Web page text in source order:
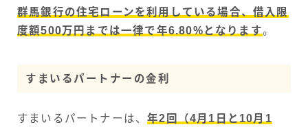
群馬銀行の住宅ローンを利用している場合、借入限
度額500万円までは一律で年6.80%となります。
すまいるパートナーの金利
すまいるパートナーは、年2回（4月1日と10月1